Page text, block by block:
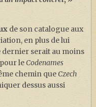
de son catalogue aux
en plus de lui
dernier serait au moins
leCodenames
chemin queCzech
dessus aussi